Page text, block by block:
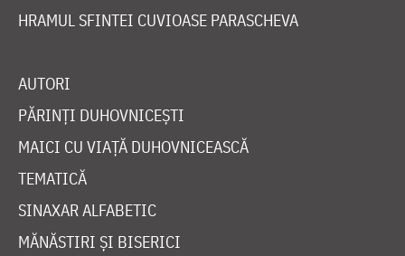
HRAMUL SFINTEI CUVIOASE PARASCHEVA
AUTORI
PĂRINȚI DUHOVNICEȘTI
MAICI CU VIAȚĂ DUHOVNICEASCĂ
TEMATICĂ
SINAXAR ALFABETIC
MĂNĂSTIRI ȘI BISERICI